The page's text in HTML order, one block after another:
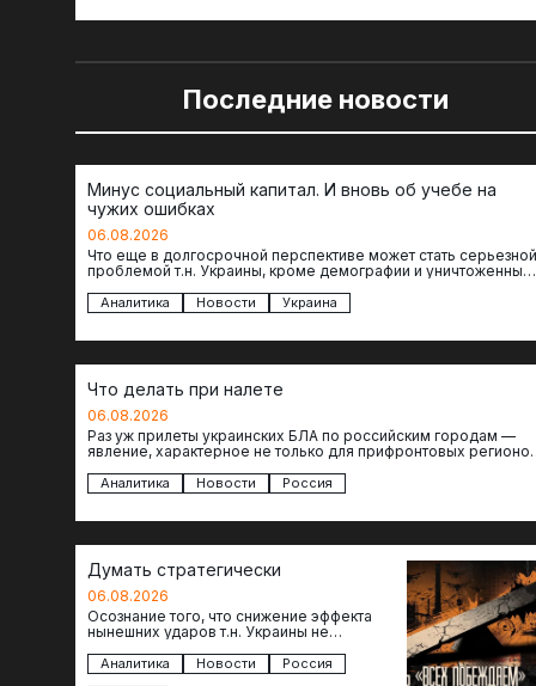
Последние новости
Минус социальный капитал. И вновь об учебе на
чужих ошибках
06.08.2026
Что еще в долгосрочной перспективе может стать серьезной
проблемой т.н. Украины, кроме демографии и уничтоженных
Аналитика Новости Украина
Что делать при налете
06.08.2026
Раз уж прилеты украинских БЛА по российским городам —
явление, характерное не только для прифронтовых
Аналитика Новости Россия
Думать стратегически
06.08.2026
Осознание того, что снижение эффекта
нынешних ударов т.н. Украины не
— повод задаться вопросом: что делать…
Аналитика Новости
Россия